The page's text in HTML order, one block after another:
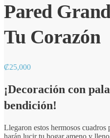
Pared
Tu Corazón
₡25,000
¡Decoración con
bendición!
Llegaron estos hermosos cuadros
harán lucir tu hogar ameno y